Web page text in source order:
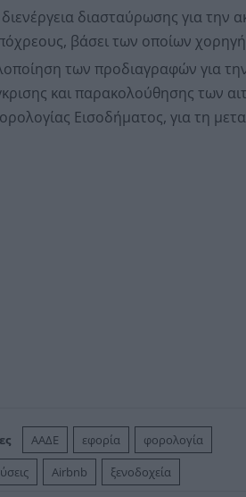
διασταύρωσης για την
βάσει των οποίων
των προδιαγραφών για
και παρακολούθησης των
Εισοδήματος, για τη
ΑΑΔΕ εφορία
φορολογία
Airbnb ξενοδοχεία